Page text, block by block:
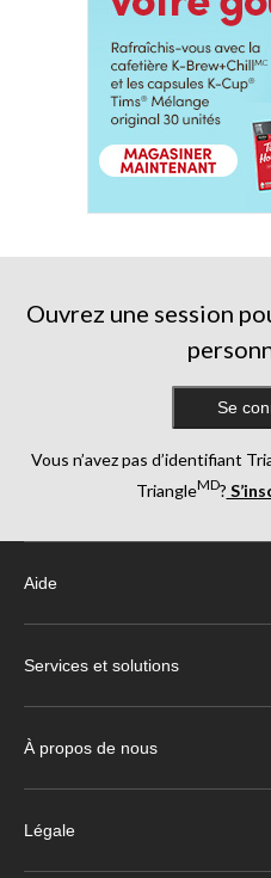
Ouvrez une session
Se
Vous n’avez pas d’identifiant
TriangleMD?
Aide
Services et solutions
À propos de nous
Légale